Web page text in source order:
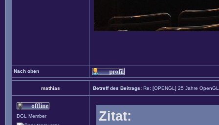
Nach oben
mathias Betreff des Beitrags: Re: [OPENGL] 25 Jahre
DGL Member Zitat: